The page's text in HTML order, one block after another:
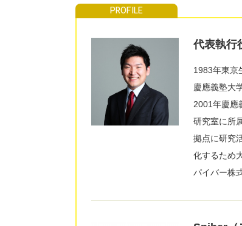
代表執行
1983年東京
慶應義塾大
2001年慶應
研究室に所
拠点に研究
化するため
パイバー株